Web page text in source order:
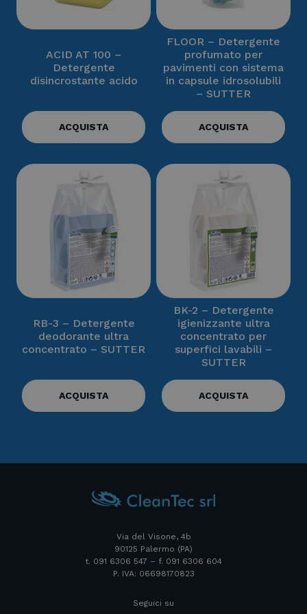
ACID AT 100 –
Detergente
disincrostante acido
ACQUISTA
FLOOR – Detergente
profumato per
pavimenti con sistema
in capsule idrosolubili
– SUTTER
ACQUISTA
RB-3 – Detergente
deodorante ultra
concentrato – SUTTER
ACQUISTA
BK-2 – Detergente
igienizzante ultra
concentrato per
superfici lavabili –
SUTTER
ACQUISTA
Via del Visone, 4b
90125 Palermo (PA)
t. 091 6306 547 – f. 091 6306 604
P. IVA: 06698170823
Seguici su